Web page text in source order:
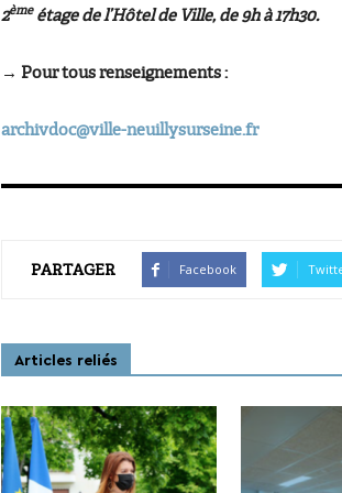
2èmeétage de l’Hôtel de Ville, de 9h à 17h30.
→ Pour tous renseignements :
archivdoc@ville-neuillysurseine.fr
PARTAGER Facebook
Articles reliés